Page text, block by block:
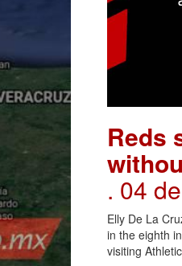
Reds
. 04
Elly De La
in the eighth
visiting